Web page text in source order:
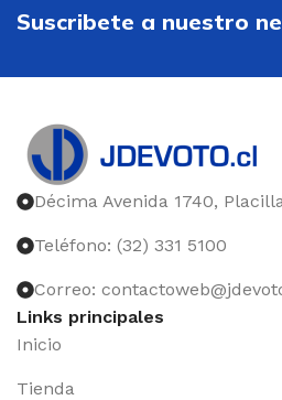
Suscribete a nuestro
Décima Avenida 1740,
Teléfono: (32) 331 5100
Correo:
Links principales
Inicio
Tienda